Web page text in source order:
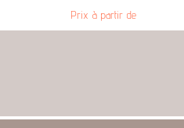
Prix à partir de